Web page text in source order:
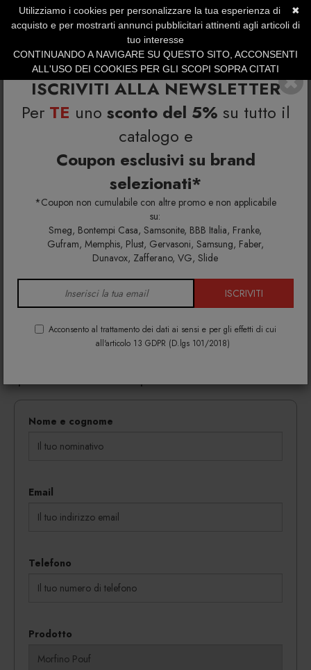
ISCRIVITI ALLA NEWSLETTER
Per TE uno sconto del 5% su tutto il
catalogo e
Coupon esclusivi su brand
selezionati*
*Coupon non cumulabile con altre promo e non applicabile
su:
Smeg, Bontempi Casa, Samsonite, BBB Italia, Franke,
Gufram, Memphis, Plust, Gervasoni, Samsung, Faber,
Dunavox, Zafferano, VG, Slide
ISCRIVITI
Acconsento al trattamento dei dati ai sensi e per gli effetti di cui
all'articolo 13 GDPR (D.lgs 101/2018)
SERVIZIO CLIENTI +39.0773.470.562
SUMMER SALES | Fino al 40% di Sconto
Richiedi info e un'offerta personalizzata per te
Morfino Pouf
Richiedi maggiori info e la tua
offerta personalizzata per
Morfino Pouf
informazioni su colori, materiali e disponibilità.
Nome e cognome
Email
Telefono
Prodotto
✖
Utilizziamo i cookies per personalizzare la tua esperienza di
acquisto e per mostrarti annunci pubblicitari attinenti agli articoli di
tuo interesse
CONTINUANDO A NAVIGARE SU QUESTO SITO, ACCONSENTI
ALL'USO DEI COOKIES PER GLI SCOPI SOPRA CITATI